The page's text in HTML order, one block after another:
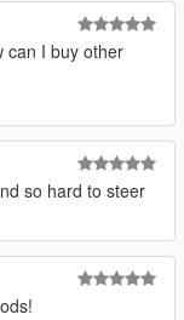
can I buy other
so hard to steer